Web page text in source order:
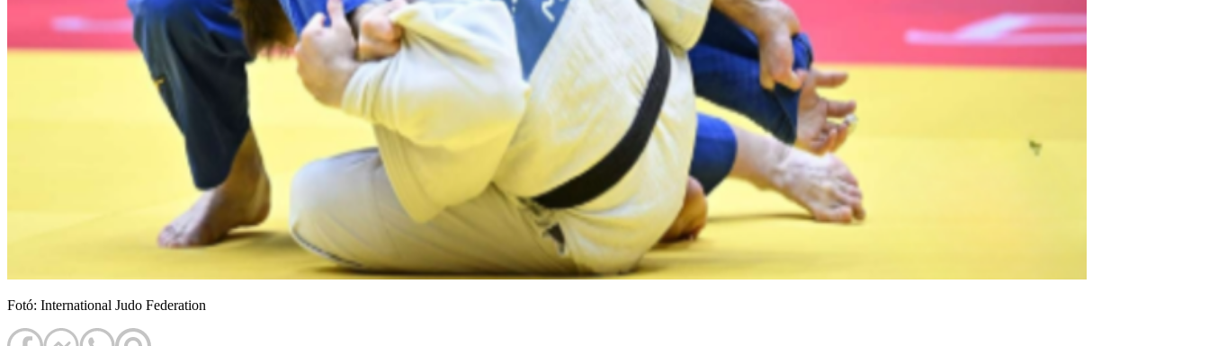
Fotó: International Judo Federation